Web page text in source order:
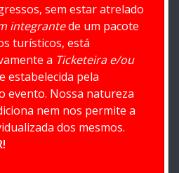
sem estar atrelado
integrantede um pacote
turísticos, está
a Ticketeira e/ou
estabelecida pela
evento. Nossa natureza
nem nos permite a
dos mesmos.